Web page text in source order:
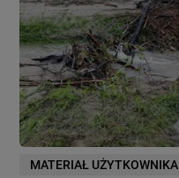
MATERIAŁ UŻYTKOWNIKA